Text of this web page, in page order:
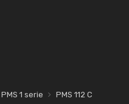
PMS 1 serie PMS 112 C